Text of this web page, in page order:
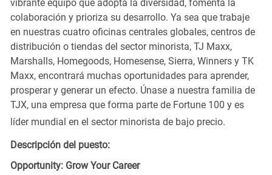
vibrante equipo que adopta la diversidad, fomenta la
colaboración y prioriza su desarrollo. Ya sea que trabaje
en nuestras cuatro oficinas centrales globales, centros de
distribución o tiendas del sector minorista, TJ Maxx,
Marshalls, Homegoods, Homesense, Sierra, Winners y TK
Maxx, encontrará muchas oportunidades para aprender,
prosperar y generar un efecto. Únase a nuestra familia de
TJX, una empresa que forma parte de Fortune 100 y es
líder mundial en el sector minorista de bajo precio.
Descripción del puesto:
Opportunity: Grow Your Career